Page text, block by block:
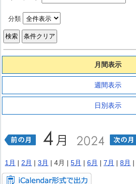
分類
月間表示
週間表示
日別表示
1月 | 2月 | 3月 | 4月 | 5月 | 6月 | 7月 | 8月 |